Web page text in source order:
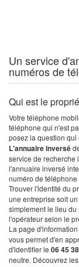
Un service
numéros de
Qui est le
Votre téléphone
téléphone qui n'est
posez la question qui
L'annuaire inversé
service de recherche
l'annuaire inversé
numéro de téléphone
Trouver l'identité du
une entreprise soit
simplement le lieu du
l'opérateur selon le
La page
vous permet d'en
d'identifier le 06 45
neutre. Découvrez